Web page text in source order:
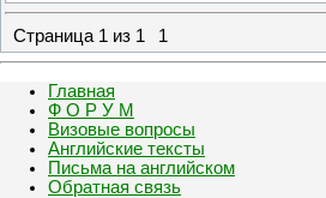
Страница 1 из 1 1
Главная
Ф О Р У М
Визовые вопросы
Английские тексты
Письма на английском
Обратная связь